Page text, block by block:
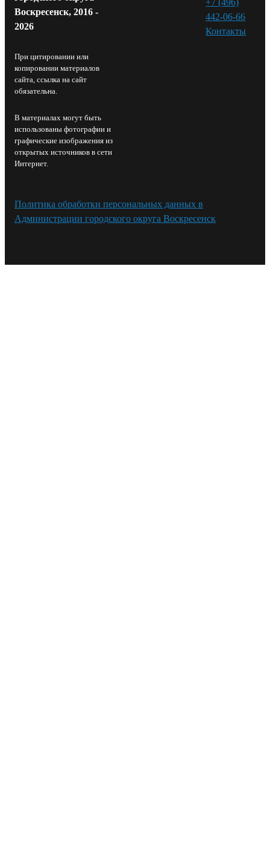
Воскресенск, 2016 -
2026
При цитировании или
копировании материалов
сайта, ссылка на сайт
обязательна.
В материалах могут быть
использованы фотографии и
графические изображения из
открытых источников в сети
Интернет.
442-06-66
Контакты⁠
Политика обработки персональных данных в
Администрации городского округа Воскресенск